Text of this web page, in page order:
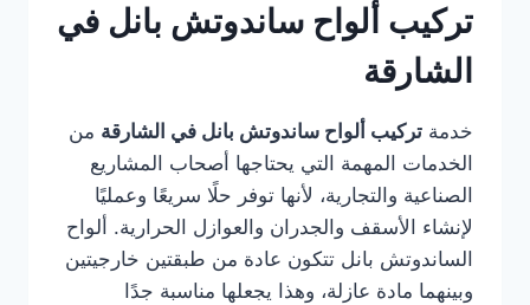
تركيب ألواح ساندوتش بانل في
الشارقة
خدمة تركيب ألواح ساندوتش بانل في الشارقة من
الخدمات المهمة التي يحتاجها أصحاب المشاريع
الصناعية والتجارية، لأنها توفر حلًا سريعًا وعمليًا
لإنشاء الأسقف والجدران والعوازل الحرارية. ألواح
الساندوتش بانل تتكون عادة من طبقتين خارجيتين
وبينهما مادة عازلة، وهذا يجعلها مناسبة جدًا